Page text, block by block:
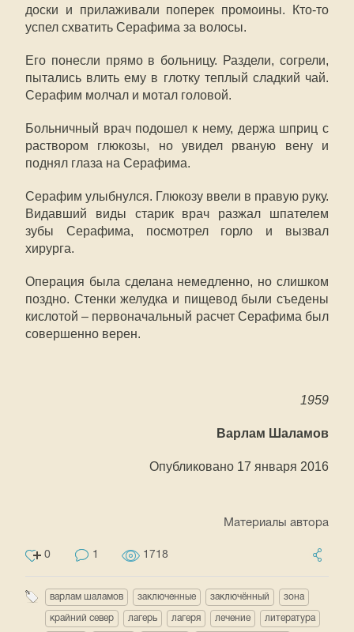
доски и прилаживали поперек промоины. Кто-то
успел схватить Серафима за волосы.
Его понесли прямо в больницу. Раздели, согрели,
пытались влить ему в глотку теплый сладкий чай.
Серафим молчал и мотал головой.
Больничный врач подошел к нему, держа шприц с
раствором глюкозы, но увидел рваную вену и
поднял глаза на Серафима.
Серафим улыбнулся. Глюкозу ввели в правую руку.
Видавший виды старик врач разжал шпателем
зубы Серафима, посмотрел горло и вызвал
хирурга.
Операция была сделана немедленно, но слишком
поздно. Стенки желудка и пищевод были съедены
кислотой – первоначальный расчет Серафима был
совершенно верен.
1959
Варлам Шаламов
Опубликовано 17 января 2016
Материалы автора
0 1 1718
варлам шаламов заключенные заключённый зона
крайний север лагерь лагеря лечение литература